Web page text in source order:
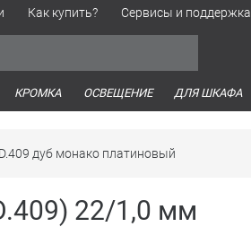
Как купить? Сервисы и поддержка
КРОМКА ОСВЕЩЕНИЕ ДЛЯ ШКАФА
дуб монако платиновый
22/1,0 мм